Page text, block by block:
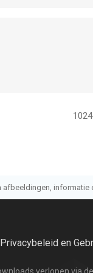
1024
informatie
Privacybeleid en